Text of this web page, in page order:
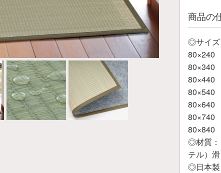
商品の
◎サイズ
80×240
80×340
80×440
80×540
80×640
80×740
80×840
◎材質：
テル）
◎日本製